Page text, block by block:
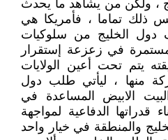
، ولكن من يشاهد ما يحدث
ذلك تماما ، فأمريكا هي
دول الخليج من سلوكيات
في زعزعة إستقرار
يتم تحت أعين الولايات
منها ، ليأتي طلب دول
الابيض المساعدة في
قدراتها الدفاعية لمواجهة
والمنطقة في خيار واحد